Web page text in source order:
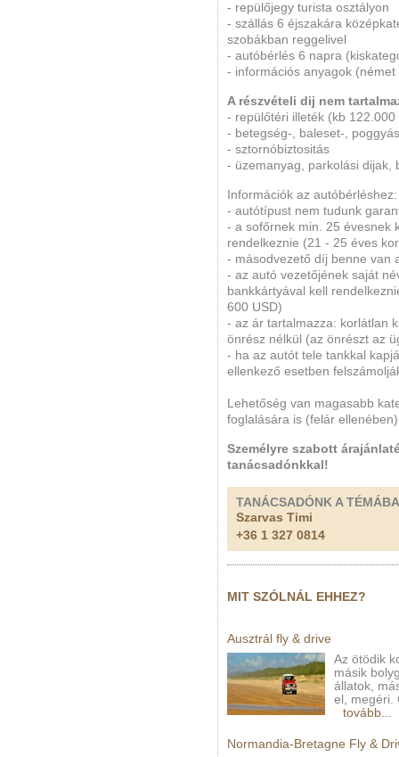
- repülőjegy turista osztályon
- szállás 6 éjszakára
szobákban reggelivel
- autóbérlés 6 napra
- információs anyagok (német
A részvételi dij nem
- repülőtéri illeték (kb 122.000
- betegség-, baleset-,
- sztornóbiztositás
- üzemanyag, parkolási dijak,
Információk az autóbérléshez:
- autótípust nem tudunk
- a sofőrnek min. 25 évesnek
rendelkeznie (21 - 25 éves
- másodvezető díj benne van
- az autó vezetőjének saját
bankkártyával kell
600 USD)
- az ár tartalmazza: korlátlan
önrész nélkül (az önrészt az
- ha az autót tele tankkal
ellenkező esetben
Lehetőség van magasabb
foglalására is (felár
Személyre szabott
tanácsadónkkal!
TANÁCSADÓNK A
Szarvas Timi
+36 1 327 0814
MIT SZÓLNÁL EHHEZ?
Ausztrál fly & drive
Az ötödik
másik
állatok,
el, megéri.
tovább...
Normandia-Bretagne Fly &